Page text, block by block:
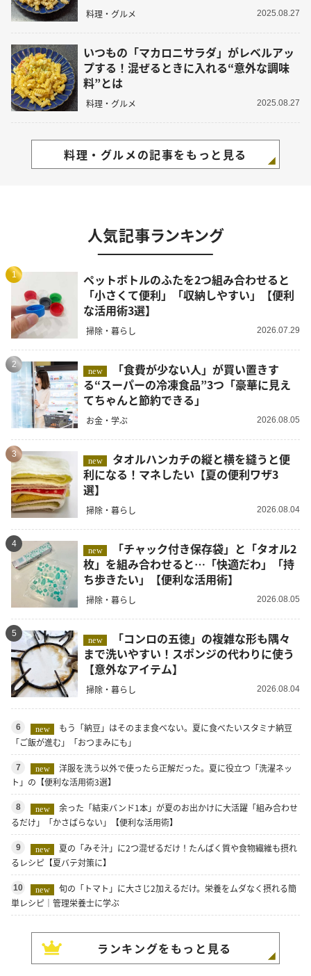
料理・グルメ 2025.08.27
いつもの「マカロニサラダ」がレベルアッ
プする！混ぜるときに入れる“意外な調味
料”とは
料理・グルメ 2025.08.27
料理・グルメの記事をもっと見る
人気記事ランキング
1
ペットボトルのふたを2つ組み合わせると
「小さくて便利」「収納しやすい」【便利
な活用術3選】
掃除・暮らし 2026.07.29
2
new
る“スーパーの冷凍食品”3つ「豪華に見え
てちゃんと節約できる」
お金・学ぶ 2026.08.05
3
new
利になる！マネしたい【夏の便利ワザ3
選】
掃除・暮らし 2026.08.04
4
new
枚」を組み合わせると…「快適だわ」「持
ち歩きたい」【便利な活用術】
掃除・暮らし 2026.08.05
5
new
まで洗いやすい！スポンジの代わりに使う
【意外なアイテム】
掃除・暮らし 2026.08.04
6 new
もう「納豆」はそのまま食べない。夏に食べたいスタミナ納豆
「ご飯が進む」「おつまみにも」
7 new
洋服を洗う以外で使ったら正解だった。夏に役立つ「洗濯ネッ
ト」の【便利な活用術3選】
8 new
余った「結束バンド1本」が夏のお出かけに大活躍「組み合わせ
るだけ」「かさばらない」【便利な活用術】
9 new
夏の「みそ汁」に2つ混ぜるだけ！たんぱく質や食物繊維も摂れ
るレシピ【夏バテ対策に】
10 new
旬の「トマト」に大さじ2加えるだけ。栄養をムダなく摂れる簡
単レシピ｜管理栄養士に学ぶ
ランキングをもっと見る